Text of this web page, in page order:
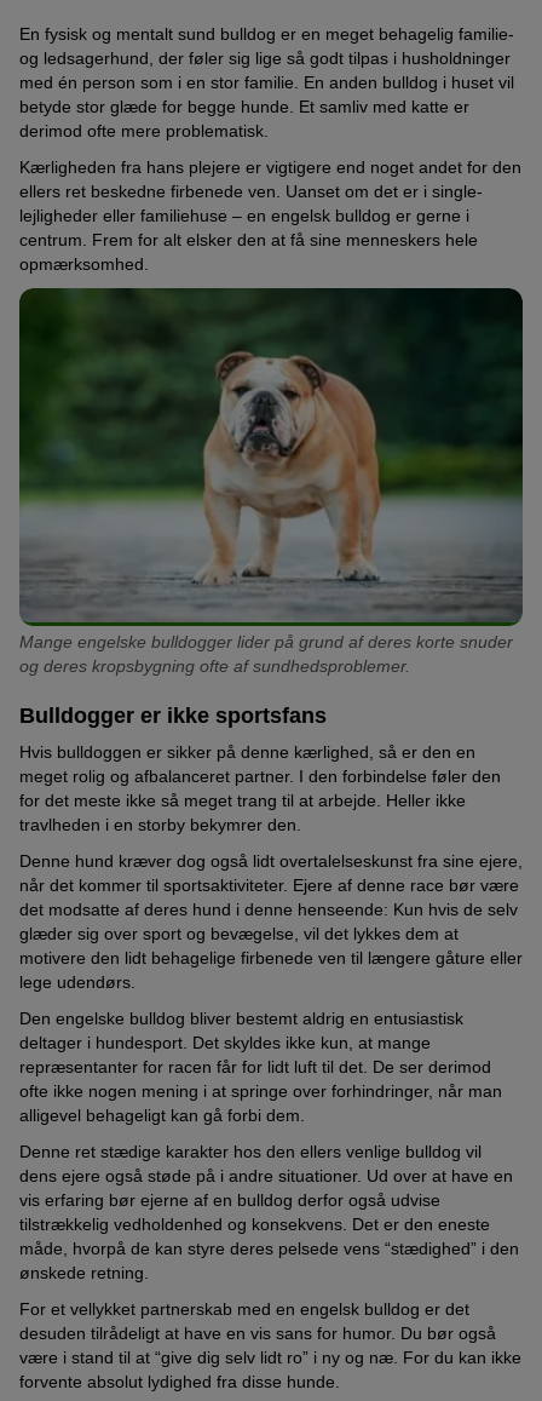
En fysisk og mentalt sund bulldog er en meget behagelig familie-
og ledsagerhund, der føler sig lige så godt tilpas i husholdninger
med én person som i en stor familie. En anden bulldog i huset vil
betyde stor glæde for begge hunde. Et samliv med katte er
derimod ofte mere problematisk.
Kærligheden fra hans plejere er vigtigere end noget andet for den
ellers ret beskedne firbenede ven. Uanset om det er i single-
lejligheder eller familiehuse – en engelsk bulldog er gerne i
centrum. Frem for alt elsker den at få sine menneskers hele
opmærksomhed.
Mange engelske bulldogger lider på grund af deres korte snuder
og deres kropsbygning ofte af sundhedsproblemer.
Bulldogger er ikke sportsfans
Hvis bulldoggen er sikker på denne kærlighed, så er den en
meget rolig og afbalanceret partner. I den forbindelse føler den
for det meste ikke så meget trang til at arbejde. Heller ikke
travlheden i en storby bekymrer den.
Denne hund kræver dog også lidt overtalelseskunst fra sine ejere,
når det kommer til sportsaktiviteter. Ejere af denne race bør være
det modsatte af deres hund i denne henseende: Kun hvis de selv
glæder sig over sport og bevægelse, vil det lykkes dem at
motivere den lidt behagelige firbenede ven til længere gåture eller
lege udendørs.
Den engelske bulldog bliver bestemt aldrig en entusiastisk
deltager i hundesport. Det skyldes ikke kun, at mange
repræsentanter for racen får for lidt luft til det. De ser derimod
ofte ikke nogen mening i at springe over forhindringer, når man
alligevel behageligt kan gå forbi dem.
Denne ret stædige karakter hos den ellers venlige bulldog vil
dens ejere også støde på i andre situationer. Ud over at have en
vis erfaring bør ejerne af en bulldog derfor også udvise
tilstrækkelig vedholdenhed og konsekvens. Det er den eneste
måde, hvorpå de kan styre deres pelsede vens “stædighed” i den
ønskede retning.
For et vellykket partnerskab med en engelsk bulldog er det
desuden tilrådeligt at have en vis sans for humor. Du bør også
være i stand til at “give dig selv lidt ro” i ny og næ. For du kan ikke
forvente absolut lydighed fra disse hunde.